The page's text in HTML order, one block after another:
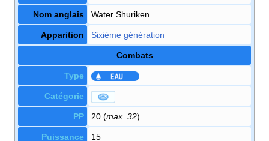
Nom anglais Water Shuriken
Apparition Sixième génération
Combats
Type
Catégorie
PP 20 (max. 32)
Puissance 15